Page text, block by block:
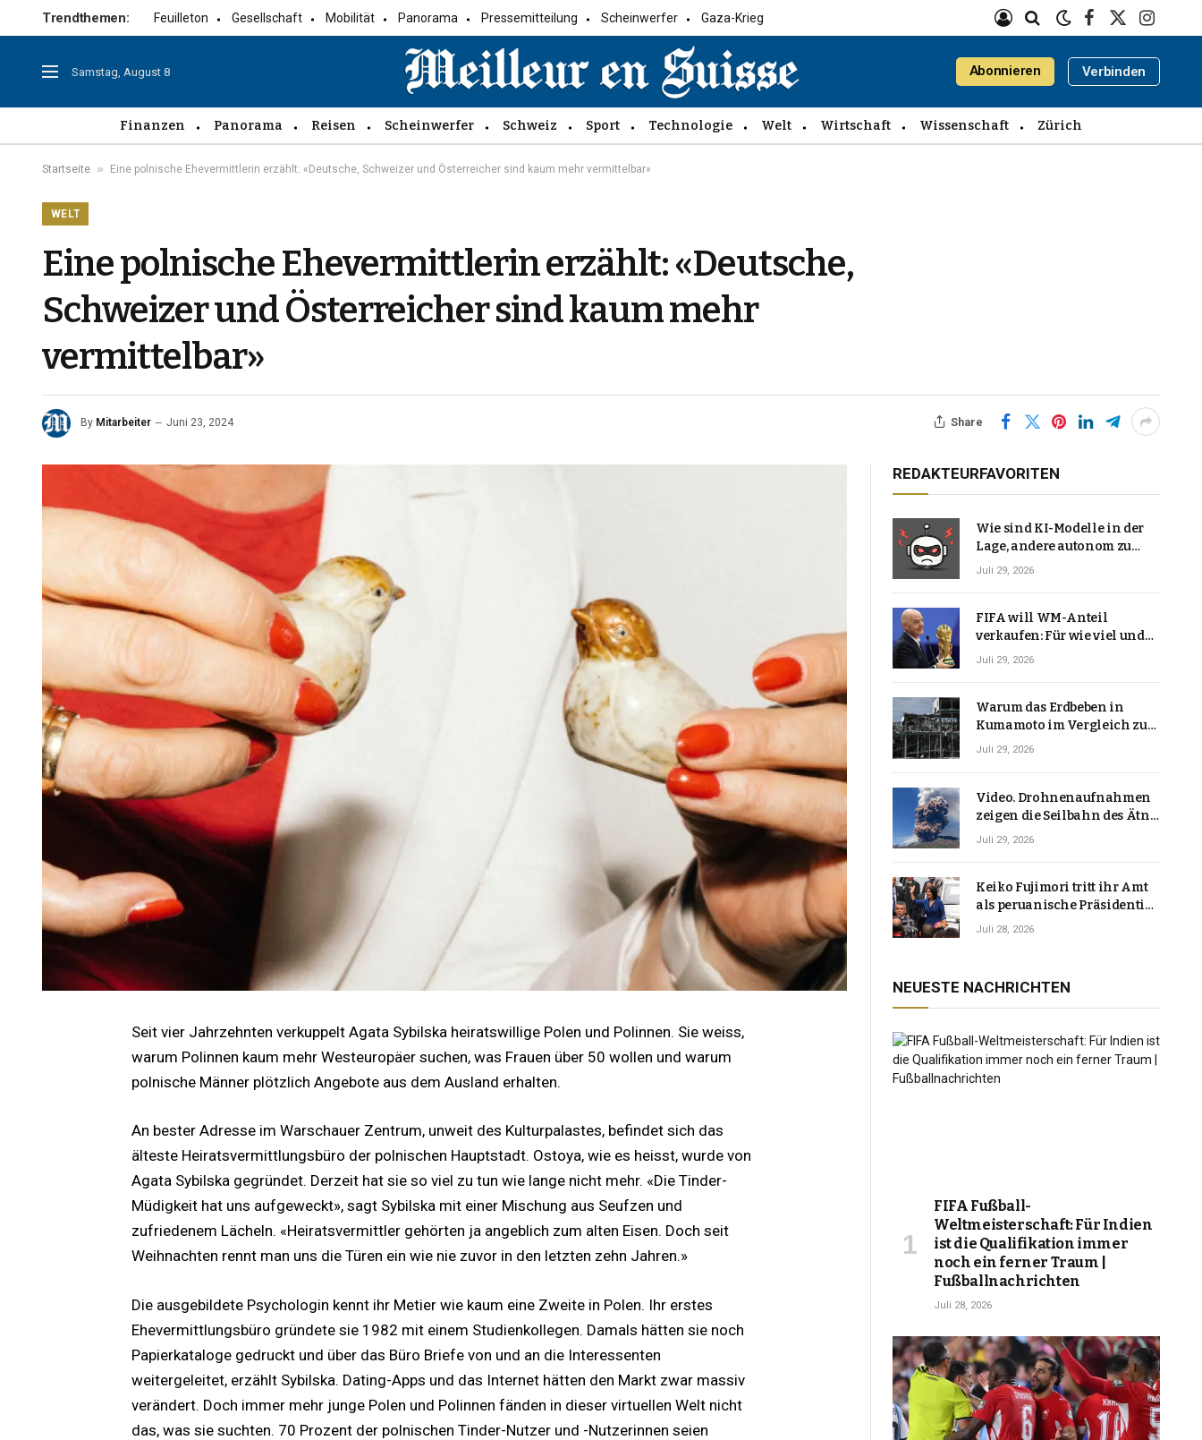
Trendthemen: Feuilleton Gesellschaft Mobilität Panorama Pressemitteilung Scheinwerfer Gaza-Krieg
Facebook
X
Samstag, August 8 Abonnieren Verbinden
Finanzen Panorama Reisen Scheinwerfer Schweiz Sport Technologie Welt Wirtschaft Wissenschaft Zürich
Startseite » Eine polnische Ehevermittlerin erzählt: «Deutsche, Schweizer und Österreicher sind kaum mehr vermittelbar»
WELT
Eine polnische Ehevermittlerin erzählt: «Deutsche,
Schweizer und Österreicher sind kaum mehr
vermittelbar»
By Mitarbeiter Juni 23, 2024 Share
Seit vier Jahrzehnten verkuppelt Agata Sybilska heiratswillige Polen und Polinnen. Sie weiss,
warum Polinnen kaum mehr Westeuropäer suchen, was Frauen über 50 wollen und warum
polnische Männer plötzlich Angebote aus dem Ausland erhalten.
An bester Adresse im Warschauer Zentrum, unweit des Kulturpalastes, befindet sich das
älteste Heiratsvermittlungsbüro der polnischen Hauptstadt. Ostoya, wie es heisst, wurde von
Agata Sybilska gegründet. Derzeit hat sie so viel zu tun wie lange nicht mehr. «Die Tinder-
Müdigkeit hat uns aufgeweckt», sagt Sybilska mit einer Mischung aus Seufzen und
zufriedenem Lächeln. «Heiratsvermittler gehörten ja angeblich zum alten Eisen. Doch seit
Weihnachten rennt man uns die Türen ein wie nie zuvor in den letzten zehn Jahren.»
Die ausgebildete Psychologin kennt ihr Metier wie kaum eine Zweite in Polen. Ihr erstes
Ehevermittlungsbüro gründete sie 1982 mit einem Studienkollegen. Damals hätten sie noch
Papierkataloge gedruckt und über das Büro Briefe von und an die Interessenten
weitergeleitet, erzählt Sybilska. Dating-Apps und das Internet hätten den Markt zwar massiv
verändert. Doch immer mehr junge Polen und Polinnen fänden in dieser virtuellen Welt nicht
das, was sie suchten. 70 Prozent der polnischen Tinder-Nutzer und -Nutzerinnen seien
REDAKTEURFAVORITEN
Wie sind KI-Modelle in der
Lage, andere autonom zu
hacken? | Technologie-News
Juli 29, 2026
FIFA will WM-Anteil
verkaufen: Für wie viel und
warum macht Gianni
Juli 29, 2026
Warum das Erdbeben in
Kumamoto im Vergleich zu
den meisten Erdbeben, die
Juli 29, 2026
Video. Drohnenaufnahmen
zeigen die Seilbahn des Ätna
über einer Vulkanlandschaft
Juli 29, 2026
Keiko Fujimori tritt ihr Amt
als peruanische Präsidentin
an und verspricht, das
Juli 28, 2026
NEUESTE NACHRICHTEN
FIFA Fußball-
Weltmeisterschaft: Für Indien
ist die Qualifikation immer
noch ein ferner Traum |
Fußballnachrichten
Juli 28, 2026